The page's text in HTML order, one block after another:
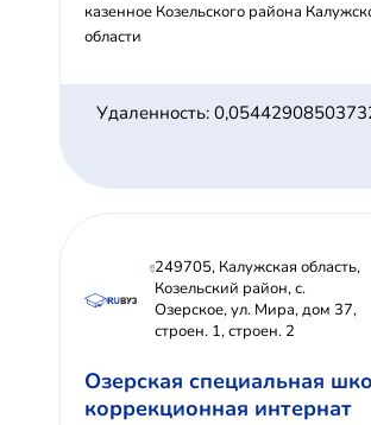
казенное Козельского района
области
Удаленность:
249705, Калужская область,
Козельский район, с.
Озерское, ул. Мира, дом 37,
строен. 1, строен. 2
Озерская специальная
коррекционная интернат